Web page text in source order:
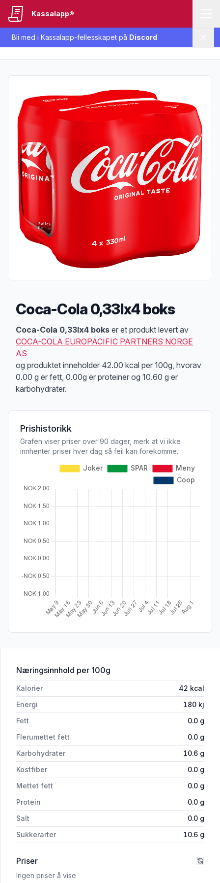
Bli med i Kassalapp-fellesskapet på Discord
Kassalapp®
Coca-Cola 0,33lx4 boks
Produktbeskrivelse
Coca-Cola 0,33lx4 boks er et produkt levert av
COCA-COLA EUROPACIFIC PARTNERS NORGE
AS
og produktet inneholder 42.00 kcal per 100g, hvorav
0.00 g er fett, 0.00g er proteiner og 10.60 g er
karbohydrater.
Prishistorikk
Grafen viser priser over 90 dager, merk at vi ikke
innhenter priser hver dag så feil kan forekomme.
Næringsinnhold for 'Coca-Cola 0,33lx4 boks'
per 100g
Kalorier 42 kcal
Energi
180 kj
Fett
0.0 g
Flerumettet fett
0.0 g
Karbohydrater
10.6 g
Kostfiber
0.0 g
Mettet fett
0.0 g
Protein
0.0 g
Salt
0.0 g
Sukkerarter
10.6 g
Priser
Ingen priser å vise